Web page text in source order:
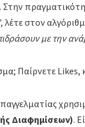
Στην
στον
με την
Παίρνετε Likes,
Διαφημίσεων).